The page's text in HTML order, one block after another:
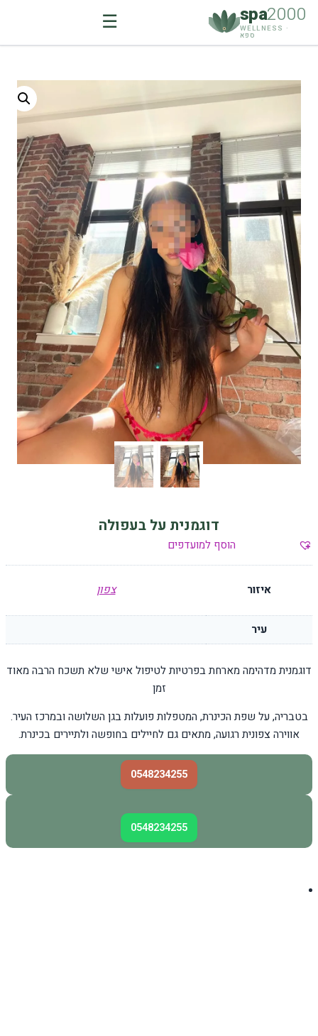
spa2000
WELLNESS ·
ספא ☰
content
דוגמנית על בעפולה
הוסף למועדפים
איזור צפון
עיר
דוגמנית מדהימה מארחת בפרטיות לטיפול אישי שלא תשכח הרבה מאוד
זמן
בטבריה, על שפת הכינרת, המטפלות פועלות בגן השלושה ובמרכז העיר.
אווירה צפונית רגועה, מתאים גם לחיילים בחופשה ולתיירים בכינרת.
0548234255
0548234255